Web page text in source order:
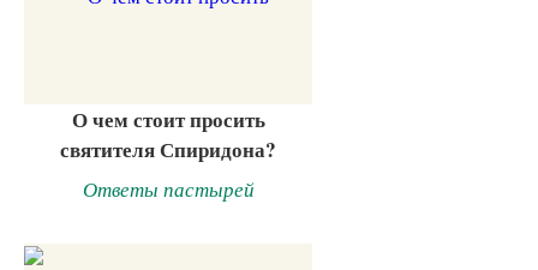
О чем стоит просить
святителя Спиридона?
Ответы пастырей